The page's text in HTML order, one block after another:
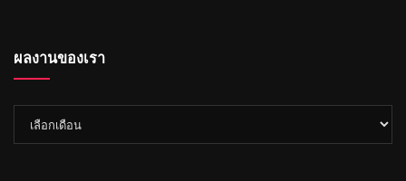
ผลงานของเรา
งาน